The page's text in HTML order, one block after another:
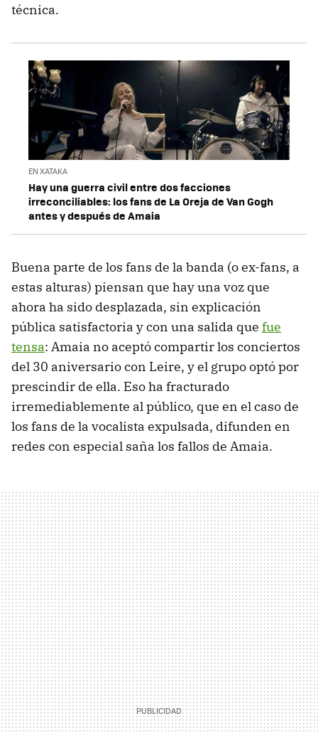
técnica.
EN XATAKA
Hay una guerra civil entre dos facciones
irreconciliables: los fans de La Oreja de Van Gogh
antes y después de Amaia
Buena parte de los fans de la banda (o ex-fans, a
estas alturas) piensan que hay una voz que
ahora ha sido desplazada, sin explicación
pública satisfactoria y con una salida que fue
tensa: Amaia no aceptó compartir los conciertos
del 30 aniversario con Leire, y el grupo optó por
prescindir de ella. Eso ha fracturado
irremediablemente al público, que en el caso de
los fans de la vocalista expulsada, difunden en
redes con especial saña los fallos de Amaia.